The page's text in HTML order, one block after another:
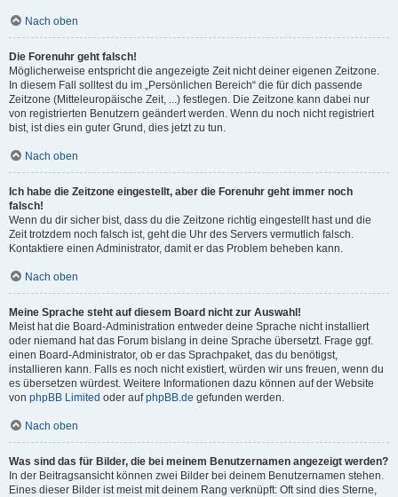
Nach oben
Die Forenuhr geht falsch!
Möglicherweise entspricht die angezeigte Zeit nicht deiner eigenen Zeitzone.
In diesem Fall solltest du im „Persönlichen Bereich“ die für dich passende
Zeitzone (Mitteleuropäische Zeit, ...) festlegen. Die Zeitzone kann dabei nur
von registrierten Benutzern geändert werden. Wenn du noch nicht registriert
bist, ist dies ein guter Grund, dies jetzt zu tun.
Nach oben
Ich habe die Zeitzone eingestellt, aber die Forenuhr geht immer noch
falsch!
Wenn du dir sicher bist, dass du die Zeitzone richtig eingestellt hast und die
Zeit trotzdem noch falsch ist, geht die Uhr des Servers vermutlich falsch.
Kontaktiere einen Administrator, damit er das Problem beheben kann.
Nach oben
Meine Sprache steht auf diesem Board nicht zur Auswahl!
Meist hat die Board-Administration entweder deine Sprache nicht installiert
oder niemand hat das Forum bislang in deine Sprache übersetzt. Frage ggf.
einen Board-Administrator, ob er das Sprachpaket, das du benötigst,
installieren kann. Falls es noch nicht existiert, würden wir uns freuen, wenn du
es übersetzen würdest. Weitere Informationen dazu können auf der Website
von phpBB Limited oder aufphpBB.de gefunden werden.
Nach oben
Was sind das für Bilder, die bei meinem Benutzernamen angezeigt werden?
In der Beitragsansicht können zwei Bilder bei deinem Benutzernamen stehen.
Eines dieser Bilder ist meist mit deinem Rang verknüpft: Oft sind dies Sterne,